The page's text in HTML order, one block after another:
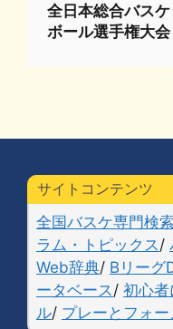
全日本総合バスケ
ボール選手権大会
サイトコンテンツ
全国バスケ専門検
ラム・トピックス /
Web辞典/ Bリーグ
ータベース / 初心
ル/ プレーとフォ